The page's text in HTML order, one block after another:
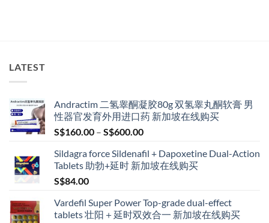
LATEST
Andractim 二氢睾酮凝胶80g 双氢睾丸酮软膏 男
性器官发育外用进口药 新加坡在线购买
S$160.00 – S$600.00Price
S$160.00
through
Sildagra force Sildenafil + Dapoxetine Dual-Action
Tablets 助勃+延时 新加坡在线购买
S$84.00
Vardefil Super Power Top-grade dual-effect
tablets 壮阳＋延时双效合一 新加坡在线购买